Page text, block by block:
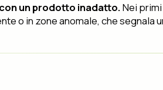
un prodotto inadatto.Nei
o in zone anomale, che segnala